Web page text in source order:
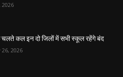
2026
चलते कल इन दो जिलों में सभी स्कूल रहेंगे बंद
26, 2026